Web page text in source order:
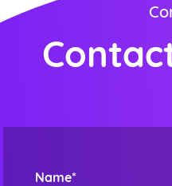
Name*